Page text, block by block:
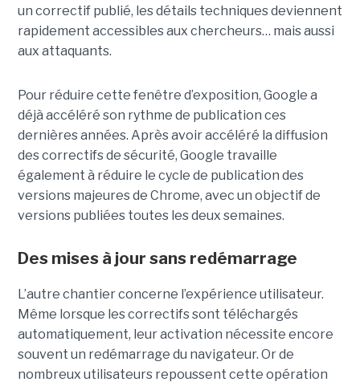
un correctif publié, les détails techniques deviennent
rapidement accessibles aux chercheurs… mais aussi
aux attaquants.
Pour réduire cette fenêtre d’exposition, Google a
déjà accéléré son rythme de publication ces
dernières années. Après avoir accéléré la diffusion
des correctifs de sécurité, Google travaille
également à réduire le cycle de publication des
versions majeures de Chrome, avec un objectif de
versions publiées toutes les deux semaines.
Des mises à jour sans redémarrage
L’autre chantier concerne l’expérience utilisateur.
Même lorsque les correctifs sont téléchargés
automatiquement, leur activation nécessite encore
souvent un redémarrage du navigateur. Or de
nombreux utilisateurs repoussent cette opération